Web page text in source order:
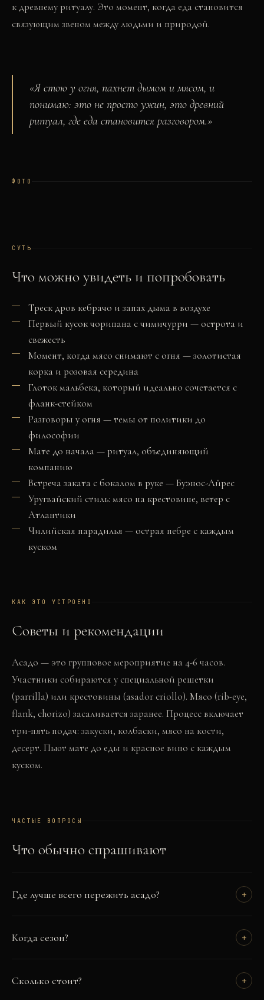
к древнему ритуалу. Это момент, когда еда становится
связующим звеном между людьми и природой.
«Я стою у огня, пахнет дымом и мясом, и
понимаю: это не просто ужин, это древний
ритуал, где еда становится разговором.»
ФОТО
СУТЬ
Что можно увидеть и попробовать
Треск дров кебрачо и запах дыма в воздухе
Первый кусок чорипана с чимичурри — острота и
свежесть
Момент, когда мясо снимают с огня — золотистая
корка и розовая середина
Глоток мальбека, который идеально сочетается с
фланк-стейком
Разговоры у огня — темы от политики до
философии
Мате до начала — ритуал, объединяющий
компанию
Встреча заката с бокалом в руке — Буэнос-Айрес
Уругвайский стиль: мясо на крестовине, ветер с
Атлантики
Чилийская парадилья — острая пебре с каждым
куском
КАК ЭТО УСТРОЕНО
Советы и рекомендации
Асадо — это групповое мероприятие на 4-6 часов.
Участники собираются у специальной решетки
(parrilla) или крестовины (asador criollo). Мясо (rib-eye,
flank, chorizo) засаливается заранее. Процесс включает
три-пять подач: закуски, колбаски, мясо на кости,
десерт. Пьют мате до еды и красное вино с каждым
куском.
ЧАСТЫЕ ВОПРОСЫ
Что обычно спрашивают
Где лучше всего пережить асадо? +
Когда сезон? +
Сколько стоит? +